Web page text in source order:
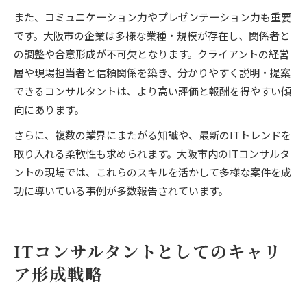
また、コミュニケーション力やプレゼンテーション力も重要
です。大阪市の企業は多様な業種・規模が存在し、関係者と
の調整や合意形成が不可欠となります。クライアントの経営
層や現場担当者と信頼関係を築き、分かりやすく説明・提案
できるコンサルタントは、より高い評価と報酬を得やすい傾
向にあります。
さらに、複数の業界にまたがる知識や、最新のITトレンドを
取り入れる柔軟性も求められます。大阪市内のITコンサルタ
ントの現場では、これらのスキルを活かして多様な案件を成
功に導いている事例が多数報告されています。
ITコンサルタントとしてのキャリ
ア形成戦略